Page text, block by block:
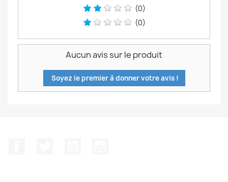
(0)
(0)
Aucun avis sur le produit
Soyez le premier à donner votre avis !